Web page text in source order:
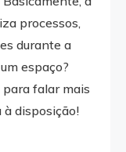
processos,
durante a
espaço?
falar mais
à disposição!